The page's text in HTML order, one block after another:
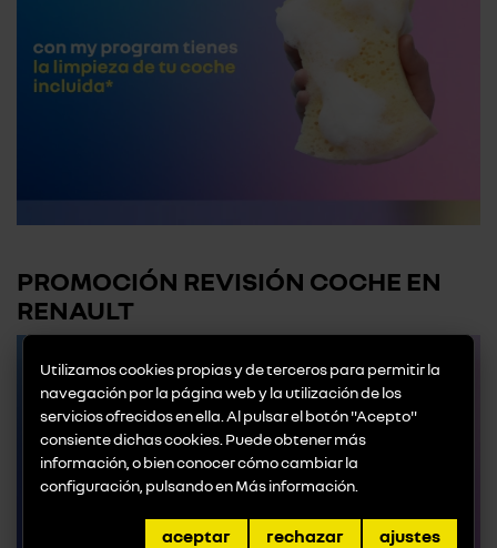
PROMOCIÓN REVISIÓN COCHE EN
RENAULT
Utilizamos cookies propias y de terceros para permitir la
navegación por la página web y la utilización de los
servicios ofrecidos en ella. Al pulsar el botón "Acepto"
consiente dichas cookies. Puede obtener más
información, o bien conocer cómo cambiar la
configuración, pulsando enMás información
aceptar rechazar ajustes